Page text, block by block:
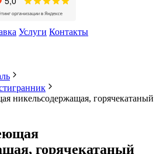
Услуги Контакты
никельсодержащая, горячекатаный
горячекатаный